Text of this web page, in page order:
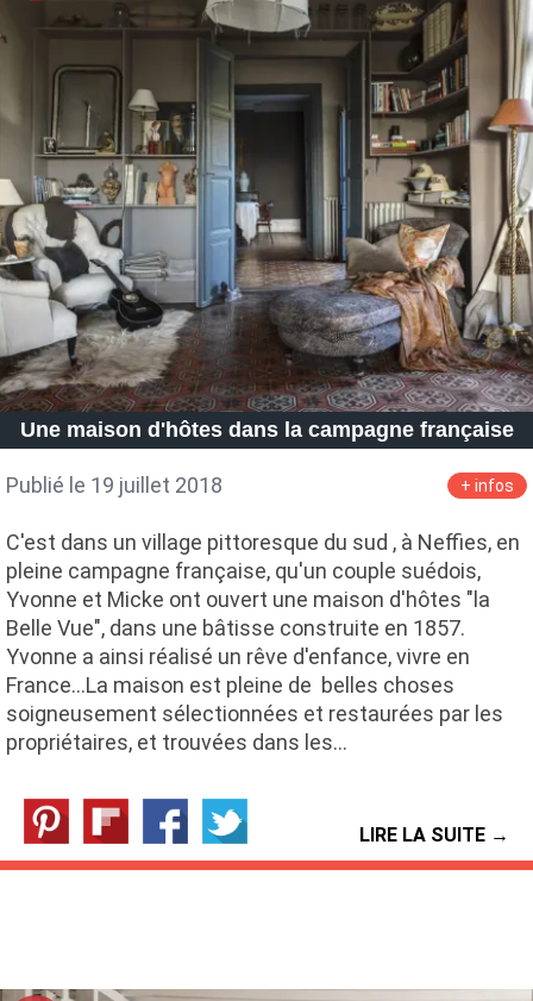
Une maison d'hôtes dans la campagne française
Publié le 19 juillet 2018 + infos
C'est dans un village pittoresque du sud , à Neffies, en
pleine campagne française, qu'un couple suédois,
Yvonne et Micke ont ouvert une maison d'hôtes "la
Belle Vue", dans une bâtisse construite en 1857.
Yvonne a ainsi réalisé un rêve d'enfance, vivre en
France...La maison est pleine de belles choses
soigneusement sélectionnées et restaurées par les
propriétaires, et trouvées dans les…
LIRE LA SUITE →